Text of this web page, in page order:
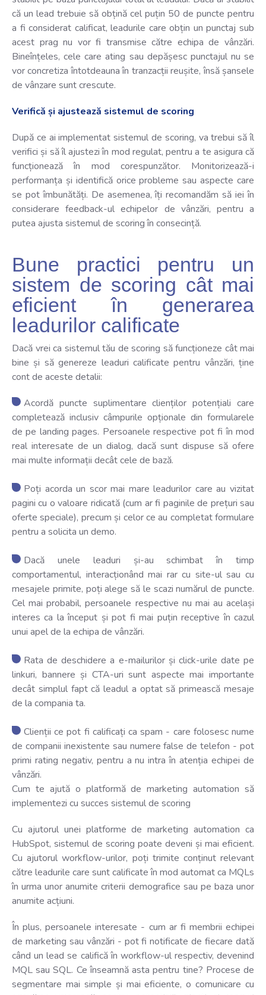
că un lead trebuie să obțină cel puțin 50 de puncte pentru
a fi considerat calificat, leadurile care obțin un punctaj sub
acest prag nu vor fi transmise către echipa de vânzări.
Bineînțeles, cele care ating sau depășesc punctajul nu se
vor concretiza întotdeauna în tranzacții reușite, însă șansele
de vânzare sunt crescute.
Verifică și ajustează sistemul de scoring
După ce ai implementat sistemul de scoring, va trebui să îl
verifici și să îl ajustezi în mod regulat, pentru a te asigura că
funcționează în mod corespunzător. Monitorizează-i
performanța și identifică orice probleme sau aspecte care
se pot îmbunătăți. De asemenea, îți recomandăm să iei în
considerare feedback-ul echipelor de vânzări, pentru a
putea ajusta sistemul de scoring în consecință.
Bune practici pentru un
sistem de scoring cât mai
eficient în generarea
leadurilor calificate
Dacă vrei ca sistemul tău de scoring să funcționeze cât mai
bine și să genereze leaduri calificate pentru vânzări, ține
cont de aceste detalii:
Acordă puncte suplimentare clienților potențiali care
completează inclusiv câmpurile opționale din formularele
de pe landing pages. Persoanele respective pot fi în mod
real interesate de un dialog, dacă sunt dispuse să ofere
mai multe informații decât cele de bază.
Poți acorda un scor mai mare leadurilor care au vizitat
pagini cu o valoare ridicată (cum ar fi paginile de prețuri sau
oferte speciale), precum și celor ce au completat formulare
pentru a solicita un demo.
Dacă unele leaduri și-au schimbat în timp
comportamentul, interacționând mai rar cu site-ul sau cu
mesajele primite, poți alege să le scazi numărul de puncte.
Cel mai probabil, persoanele respective nu mai au același
interes ca la început și pot fi mai puțin receptive în cazul
unui apel de la echipa de vânzări.
Rata de deschidere a e-mailurilor și click-urile date pe
linkuri, bannere și CTA-uri sunt aspecte mai importante
decât simplul fapt că leadul a optat să primească mesaje
de la compania ta.
Clienții ce pot fi calificați ca spam - care folosesc nume
de companii inexistente sau numere false de telefon - pot
primi rating negativ, pentru a nu intra în atenția echipei de
vânzări.
Cum te ajută o platformă de marketing automation să
implementezi cu succes sistemul de scoring
Cu ajutorul unei platforme de marketing automation ca
HubSpot, sistemul de scoring poate deveni și mai eficient.
Cu ajutorul workflow-urilor, poți trimite conținut relevant
către leadurile care sunt calificate în mod automat ca MQLs
în urma unor anumite criterii demografice sau pe baza unor
anumite acțiuni.
În plus, persoanele interesate - cum ar fi membrii echipei
de marketing sau vânzări - pot fi notificate de fiecare dată
când un lead se califică în workflow-ul respectiv, devenind
MQL sau SQL. Ce înseamnă asta pentru tine? Procese de
segmentare mai simple și mai eficiente, o comunicare cu